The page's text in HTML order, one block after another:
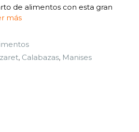
de alimentos con esta gran
más
, Calabazas, Manises